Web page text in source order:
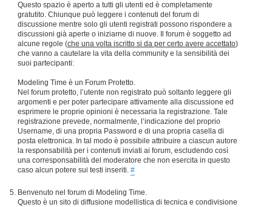
Questo spazio è aperto a tutti gli utenti ed è completamente
gratutito. Chiunque può leggere i contenuti del forum di
discussione mentre solo gli utenti registrati possono rispondere a
discussioni già aperte o iniziarne di nuove. Il forum è soggetto ad
alcune regole (che una volta iscritto si da per certo avere accettato)
che vanno a cautelare la vita della community e la sensibilità dei
suoi partecipanti:
Modeling Time è un Forum Protetto.
Nel forum protetto, l’utente non registrato può soltanto leggere gli
argomenti e per poter partecipare attivamente alla discussione ed
esprimere le proprie opinioni è necessaria la registrazione. Tale
registrazione prevede, normalmente, l’indicazione del proprio
Username, di una propria Password e di una propria casella di
posta elettronica. In tal modo è possibile attribuire a ciascun autore
la responsabilità per i contenuti inviati ai forum, escludendo così
una corresponsabilità del moderatore che non esercita in questo
caso alcun potere sui testi inseriti. #
Benvenuto nel forum di Modeling Time.
Questo è un sito di diffusione modellistica di tecnica e condivisione